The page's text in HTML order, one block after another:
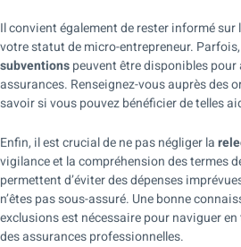
Il convient également de rester informé sur
votre statut de micro-entrepreneur.
subventionspeuvent être disponibles
assurances. Renseignez-vous auprès des
savoir si vous pouvez bénéficier de telles
Enfin, il est crucial de ne pas négliger la
vigilance et la compréhension des termes
permettent d’éviter des dépenses
n’êtes pas sous-assuré. Une bonne
exclusions est nécessaire pour naviguer
des assurances professionnelles.